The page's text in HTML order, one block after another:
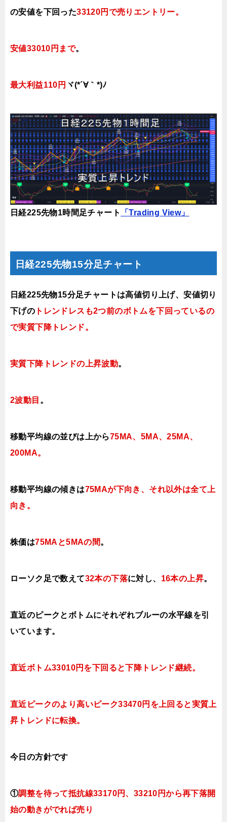
の安値を下回った33120円で売りエントリー。
安値33010円まで。
最大利益110円 ヾ(*´∀｀*)ﾉ
日経225先物1時間足チャート 「Trading View」
日経225先物15分足チャート
日経225先物15分足チャートは高値切り上げ、安値切り
下げの トレンドレスも2つ前のボトムを下回っているの
で実質下降トレンド。
実質下降トレンドの上昇波動。
2波動目 。
移動平均線の並びは上から75MA、5MA、25MA、
200MA。
移動平均線の傾きは75MAが下向き、それ以外は全て上
向き 。
株価は75MAと5MAの間。
ローソク足で数えて32本の下落に対し、 16本の上昇。
直近のピークとボトムにそれぞれブルーの水平線を引
いています。
直近ボトム33010円を下回ると下降トレンド継続。
直近ピークのより高いピーク33470円を上回ると実質上
昇トレンドに転換。
今日 の方針です
①調整を待って抵抗線33170円、33210円から再下落開
始の動きがでれば売り